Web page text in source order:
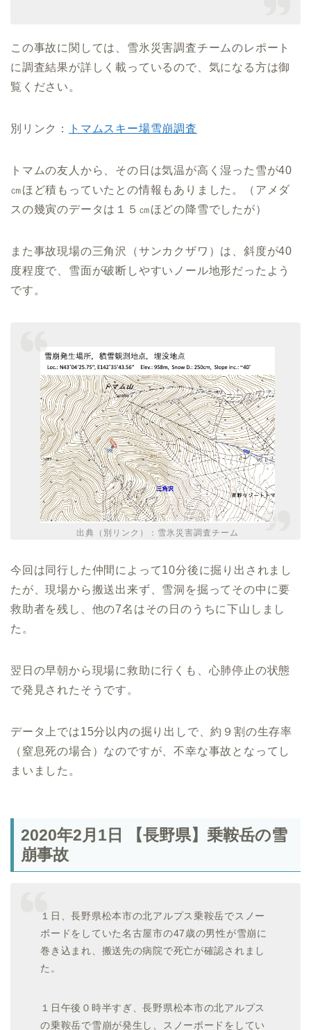
この事故に関しては、雪氷災害調査チームのレポート
に調査結果が詳しく載っているので、気になる方は御
覧ください。
別リンク： トマムスキー場雪崩調査
トマムの友人から、その日は気温が高く湿った雪が40
㎝ほど積もっていたとの情報もありました。（アメダ
スの幾寅のデータは１５㎝ほどの降雪でしたが）
また事故現場の三角沢（サンカクザワ）は、斜度が40
度程度で、雪面が破断しやすいノール地形だったよう
です。
出典（別リンク）： 雪氷災害調査チーム
今回は同行した仲間によって10分後に掘り出されまし
たが、現場から搬送出来ず、雪洞を掘ってその中に要
救助者を残し、他の7名はその日のうちに下山しまし
た。
翌日の早朝から現場に救助に行くも、心肺停止の状態
で発見されたそうです。
データ上では15分以内の掘り出しで、約９割の生存率
（窒息死の場合）なのですが、不幸な事故となってし
まいました。
2020年2月1日 【長野県】乗鞍岳の雪
崩事故
１日、長野県松本市の北アルプス乗鞍岳でスノー
ボードをしていた名古屋市の47歳の男性が雪崩に
巻き込まれ、搬送先の病院で死亡が確認されまし
た。
１日午後０時半すぎ、長野県松本市の北アルプス
の乗鞍岳で雪崩が発生し、スノーボードをしてい